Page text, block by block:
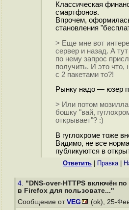
Классическая
смартфонов.
Впрочем,
становления
> Еще мне вот
сервер и назад. А
по нему запрос
получить. И это что,
с 2 пакетами то?!
Рынку надо — юзер
> Или потом мозилла
бошку "вай,
открывает"? :)
В гуглохроме тоже
Видимо, не все
публикуются в
Ответить Правка|
4. "DNS-over-HTTPS включён
в Firefox для пользовате..."
Сообщение от VEG (ok), 25-